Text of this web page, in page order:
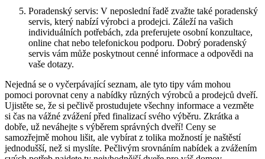
Poradenský servis: V neposlední řadě zvažte také poradenský
servis, který nabízí výrobci a prodejci. Záleží na vašich
individuálních potřebách, zda preferujete osobní konzultace,
online chat nebo telefonickou podporu. Dobrý poradenský
servis vám může poskytnout cenné informace a odpovědi na
vaše dotazy.
Nejedná se o vyčerpávající seznam, ale tyto tipy vám mohou
pomoci porovnat ceny a nabídky různých výrobců a prodejců dveří.
Ujistěte se, že si pečlivě prostudujete všechny informace a vezměte
si čas na vážné zvážení před finalizací svého výběru. Zkrátka a
dobře, už neváhejte s výběrem správných dveří! Ceny se
samozřejmě mohou lišit, ale vybírat z tolika možností je naštěstí
jednodušší, než si myslíte. Pečlivým srovnáním nabídek a zvážením